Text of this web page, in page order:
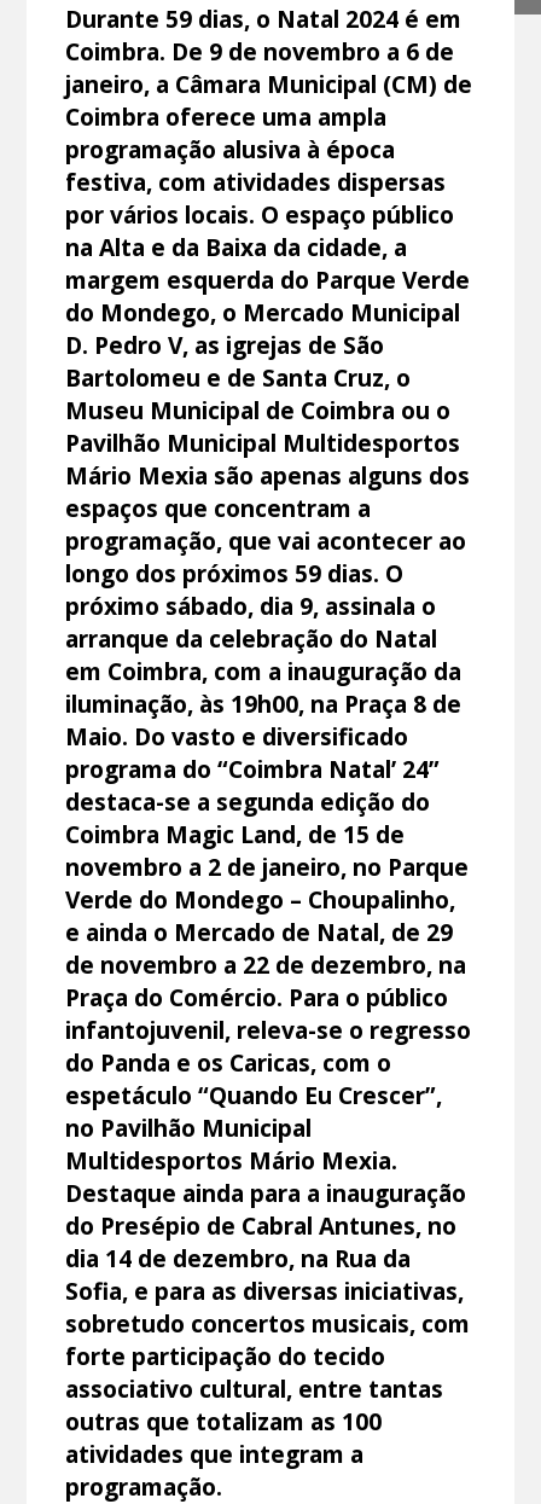
Durante 59 dias, o Natal 2024 é em
Coimbra. De 9 de novembro a 6 de
janeiro, a Câmara Municipal (CM) de
Coimbra oferece uma ampla
programação alusiva à época
festiva, com atividades dispersas
por vários locais. O espaço público
na Alta e da Baixa da cidade, a
margem esquerda do Parque Verde
do Mondego, o Mercado Municipal
D. Pedro V, as igrejas de São
Bartolomeu e de Santa Cruz, o
Museu Municipal de Coimbra ou o
Pavilhão Municipal Multidesportos
Mário Mexia são apenas alguns dos
espaços que concentram a
programação, que vai acontecer ao
longo dos próximos 59 dias. O
próximo sábado, dia 9, assinala o
arranque da celebração do Natal
em Coimbra, com a inauguração da
iluminação, às 19h00, na Praça 8 de
Maio. Do vasto e diversificado
programa do “Coimbra Natal’ 24”
destaca-se a segunda edição do
Coimbra Magic Land, de 15 de
novembro a 2 de janeiro, no Parque
Verde do Mondego – Choupalinho,
e ainda o Mercado de Natal, de 29
de novembro a 22 de dezembro, na
Praça do Comércio. Para o público
infantojuvenil, releva-se o regresso
do Panda e os Caricas, com o
espetáculo “Quando Eu Crescer”,
no Pavilhão Municipal
Multidesportos Mário Mexia.
Destaque ainda para a inauguração
do Presépio de Cabral Antunes, no
dia 14 de dezembro, na Rua da
Sofia, e para as diversas iniciativas,
sobretudo concertos musicais, com
forte participação do tecido
associativo cultural, entre tantas
outras que totalizam as 100
atividades que integram a
programação.